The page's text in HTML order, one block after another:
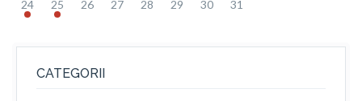
24 25 26 27 28 29 30 31
CATEGORII